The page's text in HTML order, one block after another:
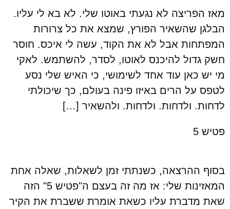
מאז הפריצה לא נגעתי באוטו שלי. לא בא לי עליו.
הבלגן שהשאיר הפורץ, שמצא את כל צרורות
המפתחות אבל לא את הקוד, עשה לי איכס. חוסר
חשק גדול להיכנס לאוטו, לסדר, להשתמש. לאקי
מי יש כאן עוד אחד לשימושי, כי האיש שלי נסע
לטפס על הרים באיזו פינה בעולם, כך שיכולתי
לדחות. ולדחות. ולדחות. ולהשאיר […]
פטיש 5
בסוף ההרצאה, כשנתתי זמן לשאלות, שאלה אחת
המאזינות שלי: אז מה זה בעצם ה"פטיש 5" הזה
שאת מדברת עליו כשאת אומרת ששברת את הקיר